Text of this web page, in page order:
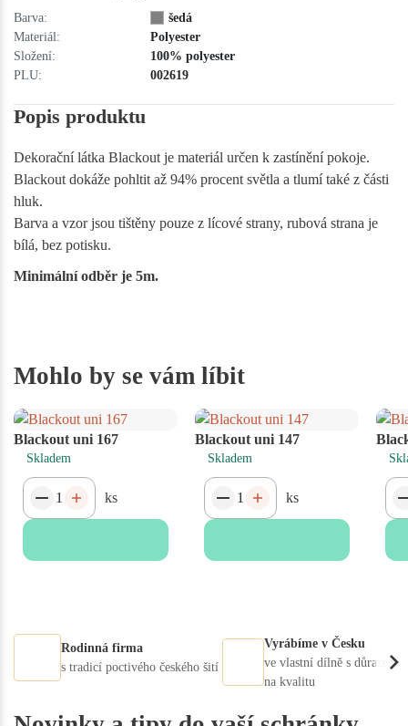
Barva:
šedá
Materiál:
Polyester
Složení:
100% polyester
PLU:
002619
Popis produktu
Dekorační látka Blackout je materiál určen k zastínění pokoje.
Blackout dokáže pohltit až 94% procent světla a tlumí také z části
hluk.
Barva a vzor jsou tištěny pouze z lícové strany, rubová strana je
bílá, bez potisku.
Minimální odběr je 5m.
Mohlo by se vám líbit
Blackout uni 167
Skladem
ks
Blackout uni 147
Skladem
ks
Rodinná firma
s tradicí poctivého českého šití
Vyrábíme v Česku
ve vlastní dílně s důrazem
na kvalitu